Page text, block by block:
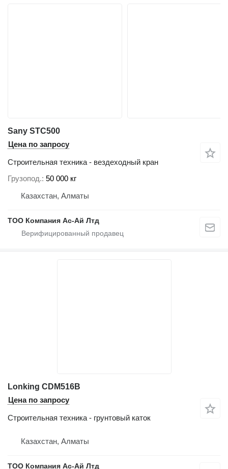
Sany STC500
Цена по запросу
Строительная техника - вездеходный кран
Грузопод. 50 000 кг
Казахстан, Алматы
ТОО Компания Ас-Ай Лтд
Lonking CDM516B
Цена по запросу
Строительная техника - грунтовый каток
Казахстан, Алматы
ТОО Компания Ас-Ай Лтд